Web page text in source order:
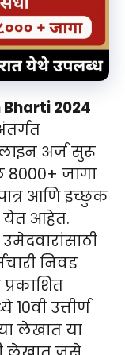
2024
अर्ज सुरू
जागा
आणि इच्छुक
येत आहेत.
निवड
उत्तीर्ण
लेखात या